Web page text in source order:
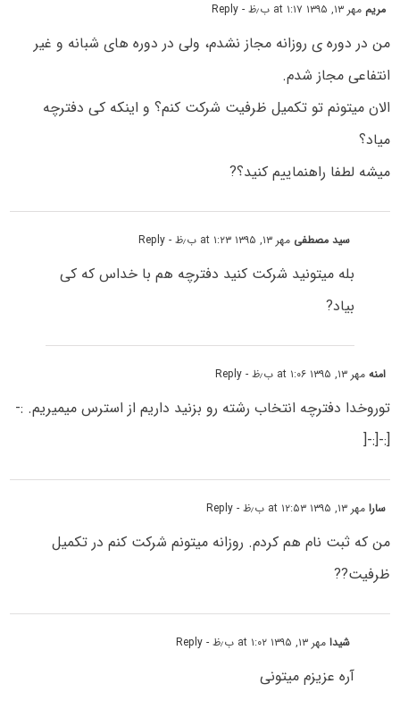
مریم مهر ۱۳, ۱۳۹۵ at ۱:۱۷ ب٫ظ - Reply
من در دوره ی روزانه مجاز نشدم، ولی در دوره های شبانه و غیر
انتفاعی مجاز شدم.
الان میتونم تو تکمیل ظرفیت شرکت کنم؟ و اینکه کی دفترچه
میاد؟
میشه لطفا راهنماییم کنید؟?
سید مصطفی مهر ۱۳, ۱۳۹۵ at ۱:۲۳ ب٫ظ - Reply
بله میتونید شرکت کنید دفترچه هم با خداس که کی
بیاد?
امنهمهر ۱۳, ۱۳۹۵ at ۱:۰۶ ب٫ظ - Reply
توروخدا دفترچه انتخاب رشته رو بزنید داریم از استرس میمیریم. :-
[:-[:-[
سارامهر ۱۳, ۱۳۹۵ at ۱۲:۵۳ ب٫ظ - Reply
من که ثبت نام هم کردم. روزانه میتونم شرکت کنم در تکمیل
ظرفیت??
شیدامهر ۱۳, ۱۳۹۵ at ۱:۰۲ ب٫ظ - Reply
آره عزیزم میتونى